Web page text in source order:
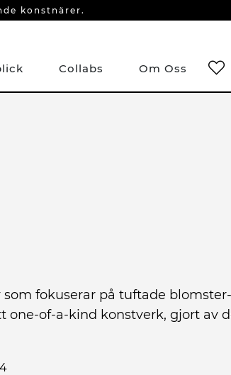
konstnärer.
Collabs Om Oss
fokuserar på tuftade
one-of-a-kind konstverk, gjort av